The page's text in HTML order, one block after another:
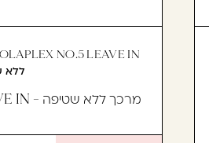
ללא
מרכך ללא שטיפה - LEAVE IN